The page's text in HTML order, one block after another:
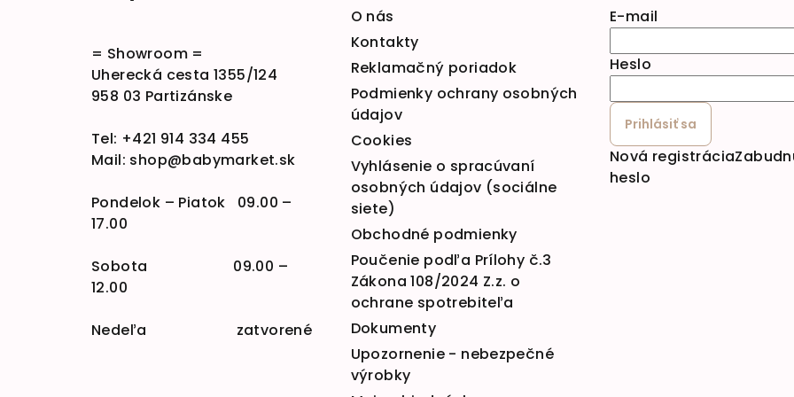
= Showroom =
Uherecká cesta 1355/124
958 03 Partizánske
Tel: +421 914 334 455
Mail: shop@babymarket.sk
Pondelok – Piatok 09.00 –
17.00
Sobota 09.00 –
12.00
Nedeľa zatvorené
O nás
Kontakty
Reklamačný poriadok
Podmienky ochrany osobných
údajov
Cookies
Vyhlásenie o spracúvaní
osobných údajov (sociálne
siete)
Obchodné podmienky
Poučenie podľa Prílohy č.3
Zákona 108/2024 Z.z. o
ochrane spotrebiteľa
Dokumenty
Upozornenie - nebezpečné
výrobky
E-mail
Heslo
Prihlásiť sa
Nová registrácia
heslo